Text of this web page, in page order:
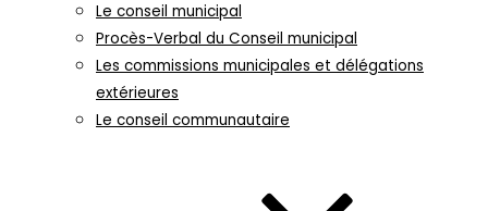
Le conseil municipal
Procès-Verbal du Conseil municipal
Les commissions municipales et délégations
extérieures
Le conseil communautaire